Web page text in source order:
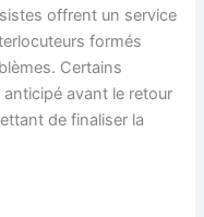
offrent un service
formés
Certains
avant le retour
de finaliser la